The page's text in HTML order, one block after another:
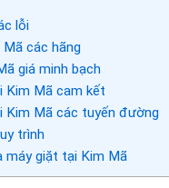
lỗi
các hãng
giá minh bạch
Mã cam kết
Mã các tuyến đường
trình
máy giặt tại Kim Mã